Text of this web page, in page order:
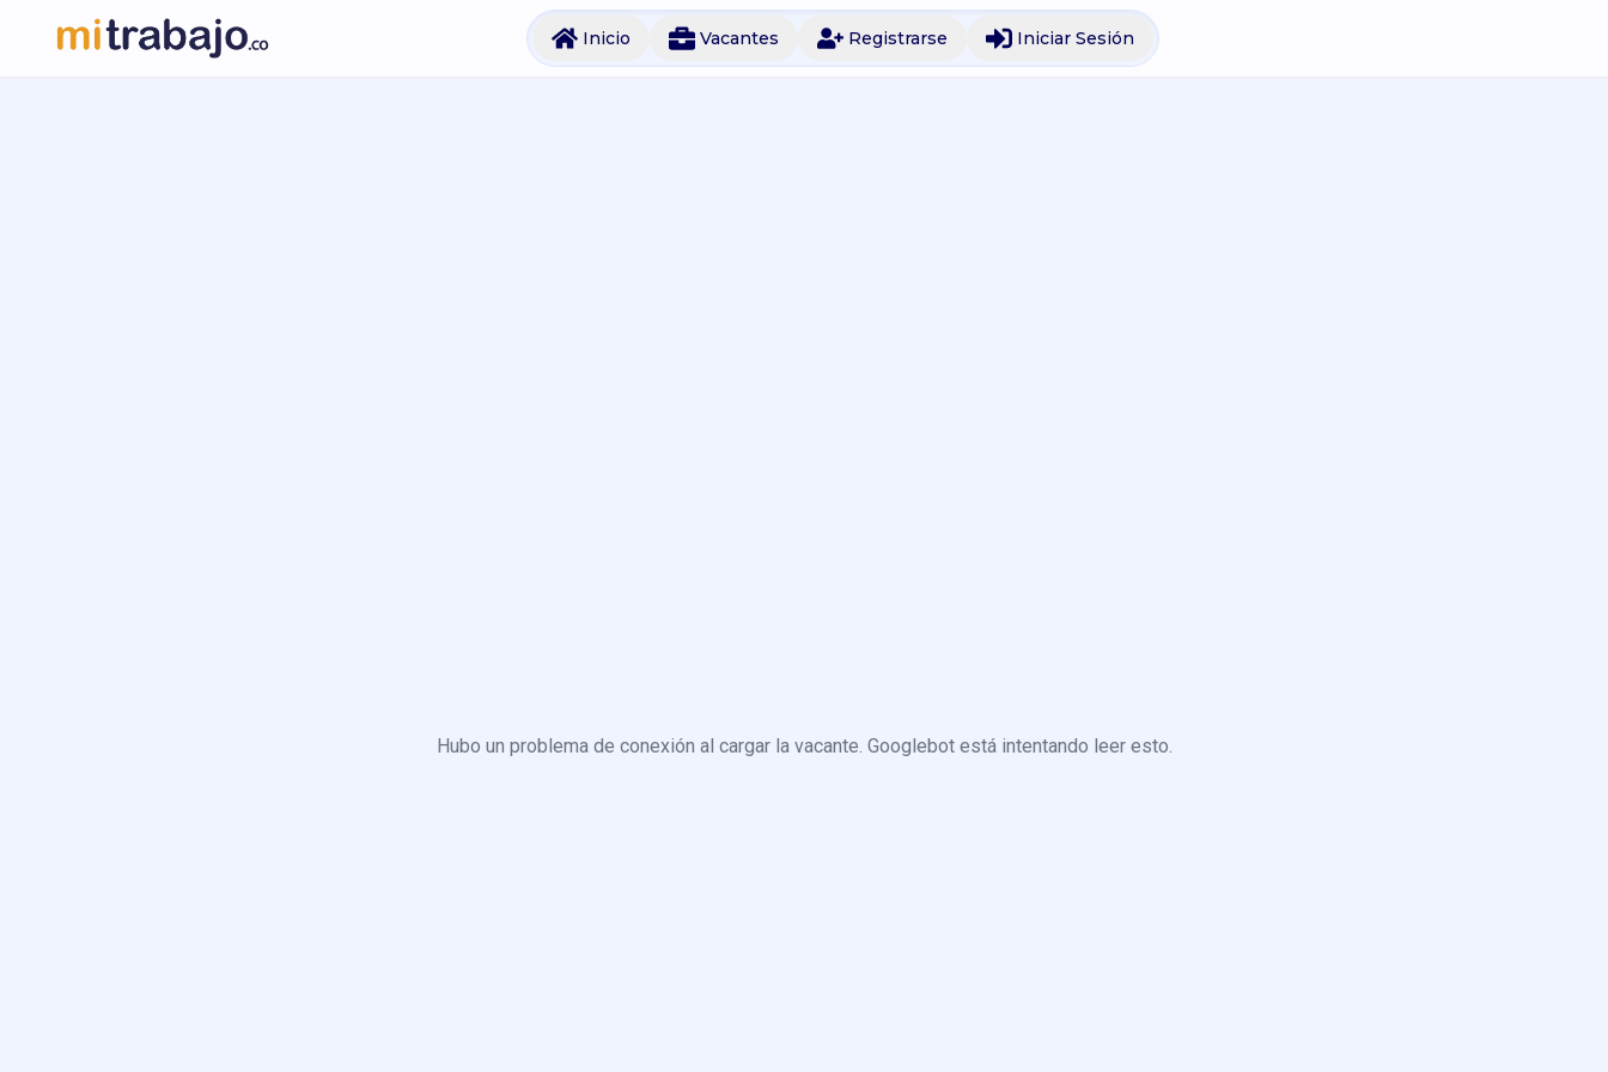
Inicio Vacantes Registrarse Iniciar Sesión
Hubo un problema de conexión al cargar la vacante. Googlebot está intentando leer esto.